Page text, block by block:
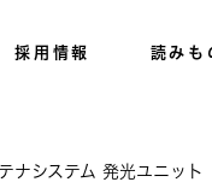
採用情報 読みも
ナシステム 発光ユニット